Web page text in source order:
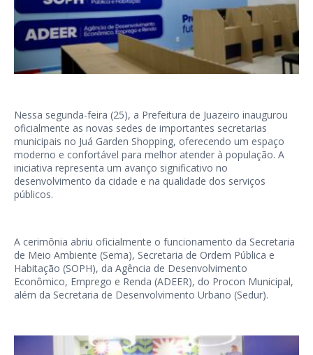
Nessa segunda-feira (25), a Prefeitura de Juazeiro inaugurou
oficialmente as novas sedes de importantes secretarias
municipais no Juá Garden Shopping, oferecendo um espaço
moderno e confortável para melhor atender à população. A
iniciativa representa um avanço significativo no
desenvolvimento da cidade e na qualidade dos serviços
públicos.
A cerimônia abriu oficialmente o funcionamento da Secretaria
de Meio Ambiente (Sema), Secretaria de Ordem Pública e
Habitação (SOPH), da Agência de Desenvolvimento
Econômico, Emprego e Renda (ADEER), do Procon Municipal,
além da Secretaria de Desenvolvimento Urbano (Sedur).